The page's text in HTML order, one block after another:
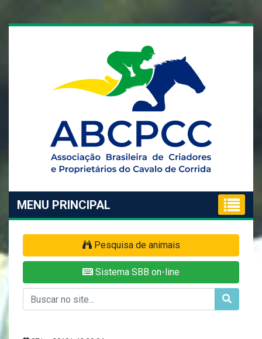
MENU PRINCIPAL
Pesquisa de animais
Sistema SBB on-line